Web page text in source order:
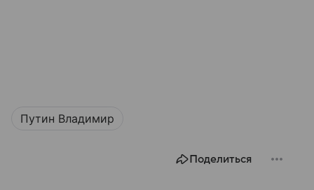
Путин Владимир
Поделиться